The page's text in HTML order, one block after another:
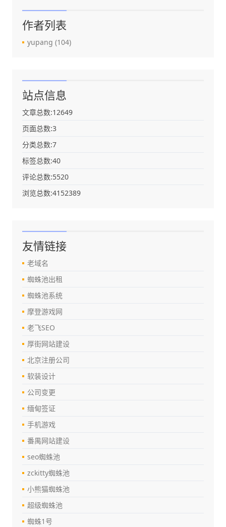
作者列表
yupang (104)
站点信息
文章总数:12649
页面总数:3
分类总数:7
标签总数:40
评论总数:5520
浏览总数:4152389
友情链接
老域名
蜘蛛池出租
蜘蛛池系统
摩登游戏网
老飞SEO
厚街网站建设
北京注册公司
软装设计
公司变更
缅甸签证
手机游戏
番禺网站建设
seo蜘蛛池
zckitty蜘蛛池
小熊猫蜘蛛池
超级蜘蛛池
蜘蛛1号